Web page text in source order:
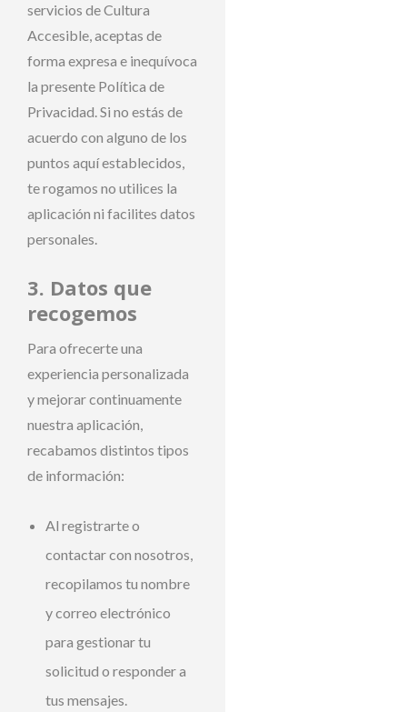
servicios de Cultura
Accesible, aceptas de
forma expresa e inequívoca
la presente Política de
Privacidad. Si no estás de
acuerdo con alguno de los
puntos aquí establecidos,
te rogamos no utilices la
aplicación ni facilites datos
personales.
3. Datos que
recogemos
Para ofrecerte una
experiencia personalizada
y mejorar continuamente
nuestra aplicación,
recabamos distintos tipos
de información:
Al registrarte o
contactar con nosotros,
recopilamos tu nombre
y correo electrónico
para gestionar tu
solicitud o responder a
tus mensajes.